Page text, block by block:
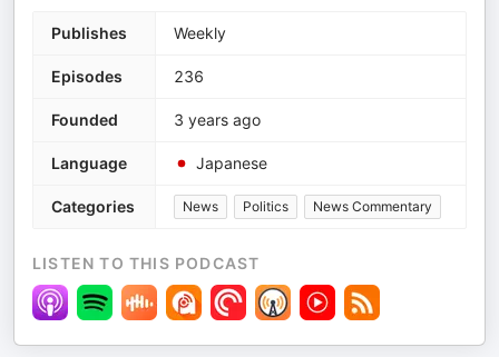
Publishes Weekly
Episodes 236
Founded 3 years ago
Language Japanese
Categories News Politics News Commentary
LISTEN TO THIS PODCAST